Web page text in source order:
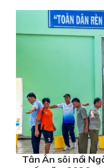
Tân Ân sôi nổi